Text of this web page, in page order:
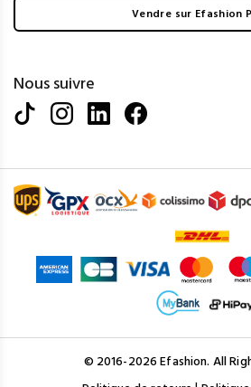
Vendre sur Efashion
Nous suivre
© 2016-2026 Efashion. All